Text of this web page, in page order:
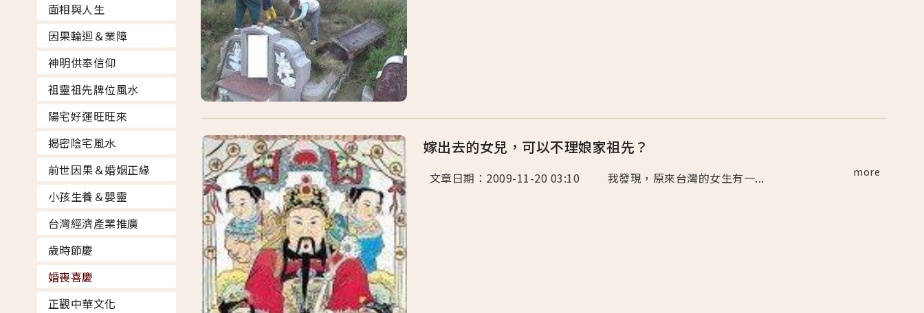
面相與人生
因果輪迴＆業障
神明供奉信仰
祖靈祖先牌位風水
陽宅好運旺旺來
揭密陰宅風水
前世因果＆婚姻正緣
小孩生養＆嬰靈
台灣經濟產業推廣
歲時節慶
婚喪喜慶
正觀中華文化
嫁出去的女兒，可以不理娘家祖先？
文章日期：2009-11-20 03:10 我發現，原來台灣的女生有一... more